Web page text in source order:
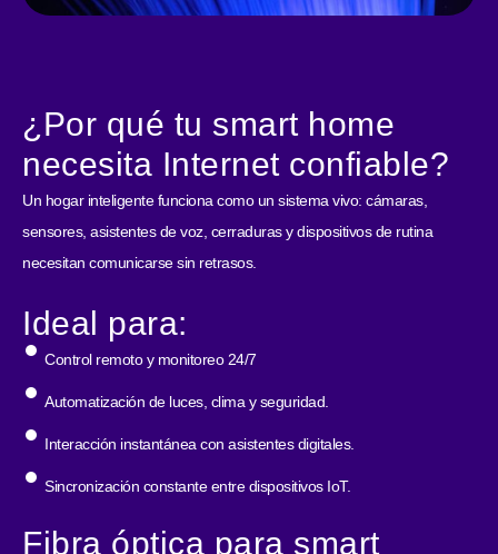
¿Por qué tu smart home
necesita Internet confiable?
Un hogar inteligente funciona como un sistema vivo: cámaras,
sensores, asistentes de voz, cerraduras y dispositivos de rutina
necesitan comunicarse sin retrasos.
Ideal para:
Control remoto y monitoreo 24/7
Automatización de luces, clima y seguridad.
Interacción instantánea con asistentes digitales.
Sincronización constante entre dispositivos IoT.
Fibra óptica para smart